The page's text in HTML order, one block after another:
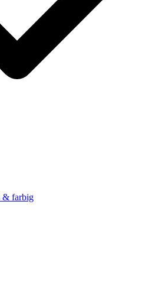
& farbig